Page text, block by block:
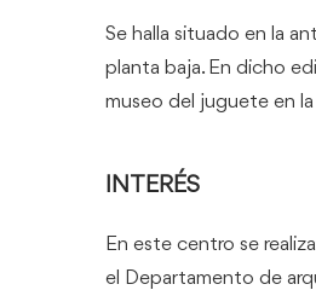
Se halla situado en la
planta baja. En dicho
museo del juguete en
INTERÉS
En este centro se
el Departamento de